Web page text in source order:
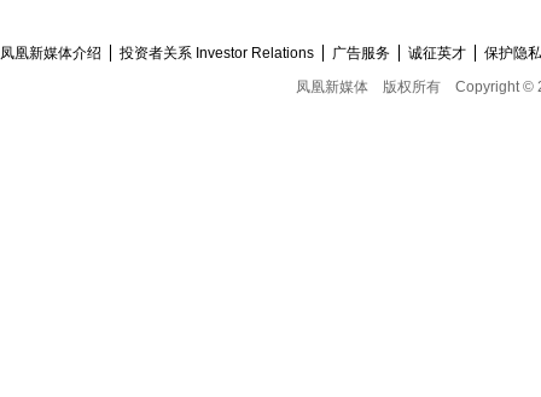
凤凰新媒体介绍 投资者关系 Investor Relations 广告服务 诚征英才
保护隐
凤凰新媒体
版权所有 Copyright ©